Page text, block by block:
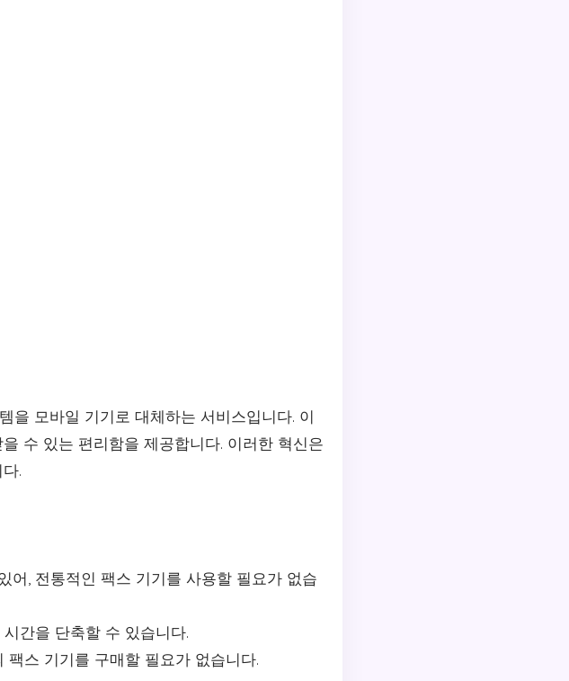
을 모바일 기기로 대체하는 서비스입니다. 이
수 있는 편리함을 제공합니다. 이러한 혁신은
.
어, 전통적인 팩스 기기를 사용할 필요가 없습
간을 단축할 수 있습니다.
스 기기를 구매할 필요가 없습니다.